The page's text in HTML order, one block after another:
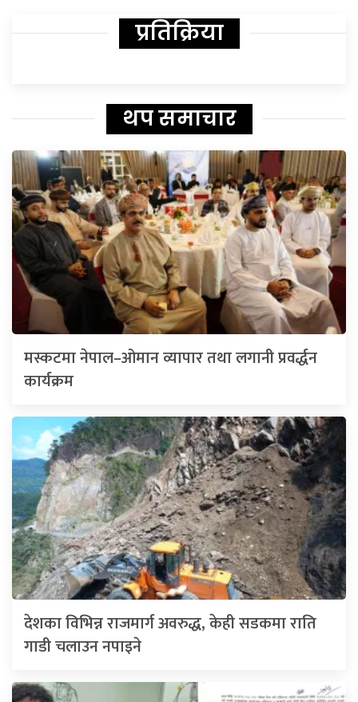
प्रतिक्रिया
थप समाचार
मस्कटमा नेपाल–ओमान व्यापार तथा लगानी प्रवर्द्धन
कार्यक्रम
देशका विभिन्न राजमार्ग अवरुद्ध, केही सडकमा राति
गाडी चलाउन नपाइने